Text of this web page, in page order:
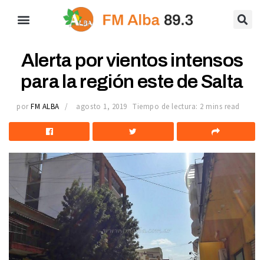
Alerta por vientos intensos
para la región este de Salta
por FM ALBA agosto 1, 2019 Tiempo de lectura: 2 mins read